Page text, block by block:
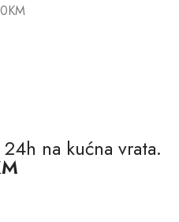
na kućna vrata.